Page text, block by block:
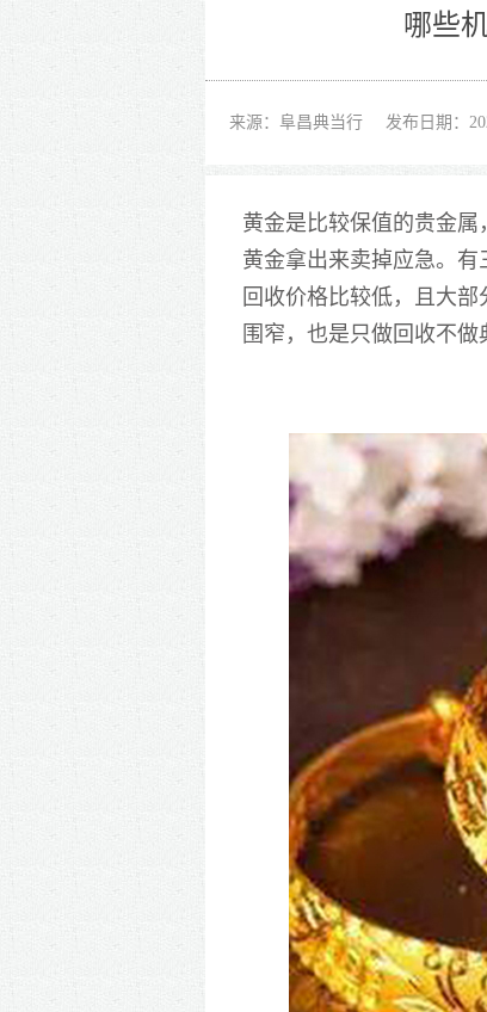
哪些
来源：阜昌典当行 发布日期：
黄金是比较保值的贵金属，
黄金拿出来卖掉应急。有
回收价格比较低，且大
围窄 ， 也是只做回收不做